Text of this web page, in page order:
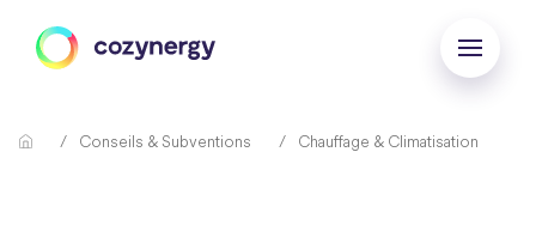
Conseils & Subventions Chauffage & Climatisation